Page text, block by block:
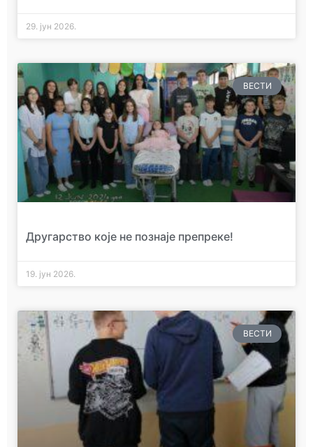
29. јун 2026.
ВЕСТИ
Другарство које не познаје препреке!
19. јун 2026.
ВЕСТИ